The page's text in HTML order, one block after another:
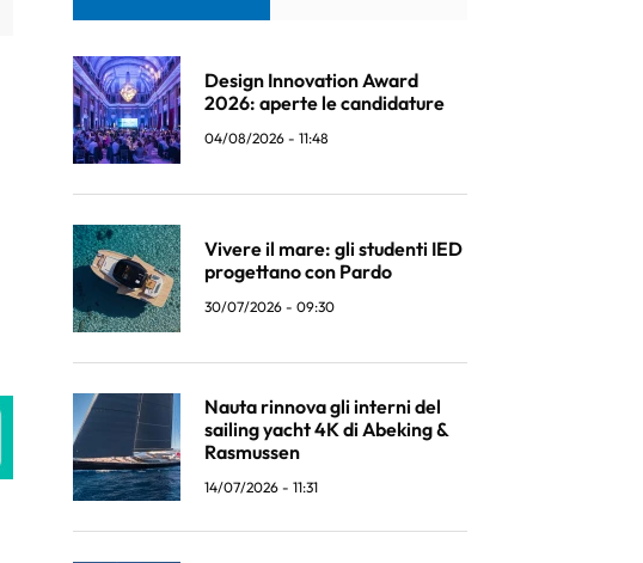
Design Innovation Award
2026: aperte le candidature
04/08/2026 - 11:48
Vivere il mare: gli studenti IED
progettano con Pardo
30/07/2026 - 09:30
Nauta rinnova gli interni del
sailing yacht 4K di Abeking &
Rasmussen
14/07/2026 - 11:31